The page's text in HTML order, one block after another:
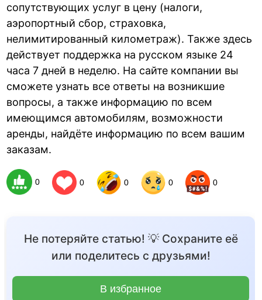
сопутствующих услуг в цену (налоги,
аэропортный сбор, страховка,
нелимитированный километраж). Также здесь
действует поддержка на русском языке 24
часа 7 дней в неделю. На сайте компании вы
сможете узнать все ответы на возникшие
вопросы, а также информацию по всем
имеющимся автомобилям, возможности
аренды, найдёте информацию по всем вашим
заказам.
0 0 0 0 0
Не потеряйте статью! 💡 Сохраните её
или поделитесь с друзьями!
В избранное